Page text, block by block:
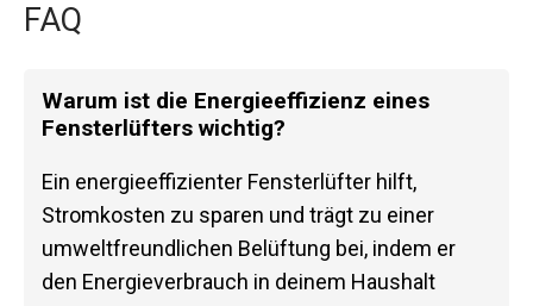
FAQ
Warum ist die Energieeffizienz eines
Fensterlüfters wichtig?
Ein energieeffizienter Fensterlüfter hilft,
Stromkosten zu sparen und trägt zu einer
umweltfreundlichen Belüftung bei, indem er
den Energieverbrauch in deinem Haushalt